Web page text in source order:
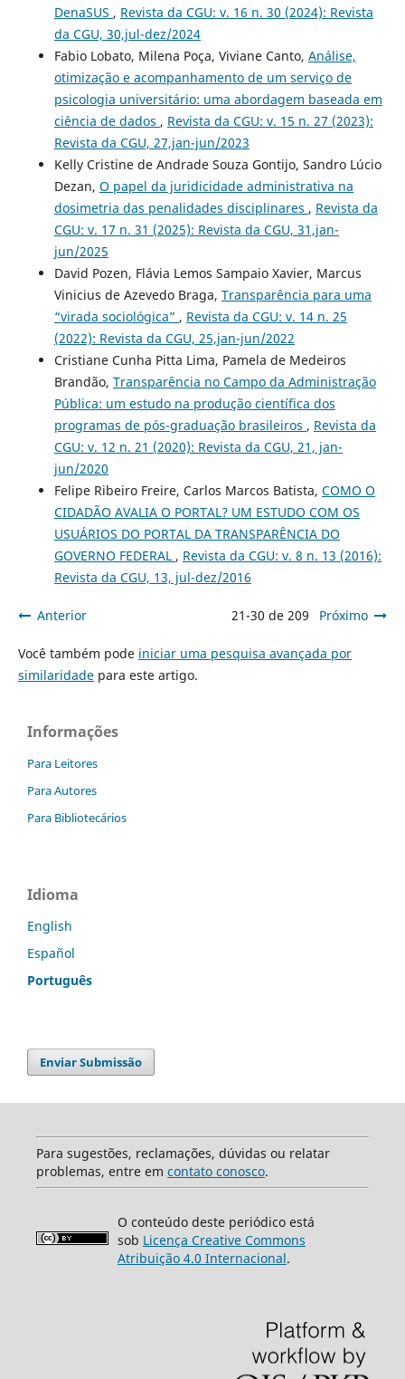
DenaSUS , Revista da CGU: v. 16 n. 30 (2024): Revista
da CGU, 30,jul-dez/2024
Fabio Lobato, Milena Poça, Viviane Canto, Análise,
otimização e acompanhamento de um serviço de
psicologia universitário: uma abordagem baseada em
ciência de dados , Revista da CGU: v. 15 n. 27 (2023):
Revista da CGU, 27,jan-jun/2023
Kelly Cristine de Andrade Souza Gontijo, Sandro Lúcio
Dezan, O papel da juridicidade administrativa na
dosimetria das penalidades disciplinares , Revista da
CGU: v. 17 n. 31 (2025): Revista da CGU, 31,jan-
jun/2025
David Pozen, Flávia Lemos Sampaio Xavier, Marcus
Vinicius de Azevedo Braga, Transparência para uma
“virada sociológica” , Revista da CGU: v. 14 n. 25
(2022): Revista da CGU, 25,jan-jun/2022
Cristiane Cunha Pitta Lima, Pamela de Medeiros
Brandão, Transparência no Campo da Administração
Pública: um estudo na produção científica dos
programas de pós-graduação brasileiros , Revista da
CGU: v. 12 n. 21 (2020): Revista da CGU, 21, jan-
jun/2020
Felipe Ribeiro Freire, Carlos Marcos Batista, COMO O
CIDADÃO AVALIA O PORTAL? UM ESTUDO COM OS
USUÁRIOS DO PORTAL DA TRANSPARÊNCIA DO
GOVERNO FEDERAL , Revista da CGU: v. 8 n. 13 (2016):
Revista da CGU, 13, jul-dez/2016
Anterior 21-30 de 209 Próximo
Você também pode iniciar uma pesquisa avançada por
similaridadepara este artigo.
Informações
Para Leitores
Para Autores
Para Bibliotecários
Idioma
English
Español
Português
Enviar Submissão
Para sugestões, reclamações, dúvidas ou relatar
problemas, entre em contato conosco.
O conteúdo deste periódico está
sob Licença Creative Commons
Atribuição 4.0 Internacional.